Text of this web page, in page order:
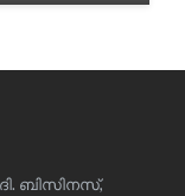
ബിസിനസ്,